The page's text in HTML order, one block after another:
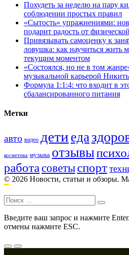
Похудеть за неделю на пару
соблюдении простых правил
«Сытость» упражнениями:
подарит радость от
Привязывать самоценку к
ловушка: как научиться жить
текущим моментом
«Состоялся, но не в том
музыкальной карьерой
Формула 1:1:4: что входит в
сбалансированного питания
Метки
авто видео дети еда
косметика музыка отзывы
работа советы спорт
© 2026 Новости, статьи и обзоры.
Поиск:
Введите ваш запрос и нажмите
отмены нажмите ESC.
Меню